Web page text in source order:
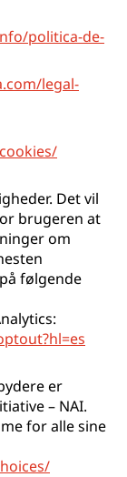
politica-de-
legal-
Det vil
brugeren at
om
følgende
er
– NAI.
for alle sine